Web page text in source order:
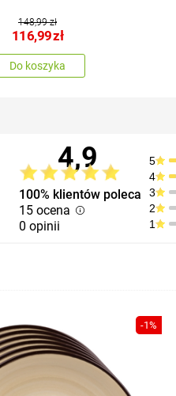
148,99 zł
116,99zł
Do koszyka
4,9
100% klientów poleca
15 ocena
0 opinii
5
4
3
2
1
-1%